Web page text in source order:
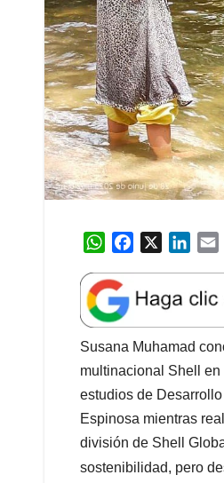
W
a
t
s
A
p
p
e
b
o
o
k
k
e
d
I
n
l
Susana Muhamad
multinacional Shell
estudios de
Espinosa mientras
división de Shell
sostenibilidad, pero